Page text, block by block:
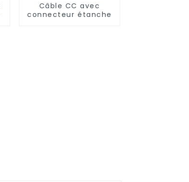
Câble CC avec
connecteur étanche